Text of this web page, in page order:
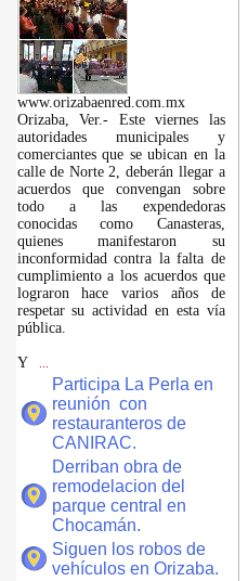
www.orizabaenred.com.mx
Orizaba, Ver.- Este viernes las
autoridades municipales y
comerciantes que se ubican en la
calle de Norte 2, deberán llegar a
acuerdos que convengan sobre
todo a las expendedoras
conocidas como Canasteras,
quienes manifestaron su
inconformidad contra la falta de
cumplimiento a los acuerdos que
lograron hace varios años de
respetar su actividad en esta vía
pública.
Y
Participa La Perla en
reunión con
restauranteros de
CANIRAC.
Derriban obra de
remodelacion del
parque central en
Chocamán.
Siguen los robos de
vehículos en Orizaba.